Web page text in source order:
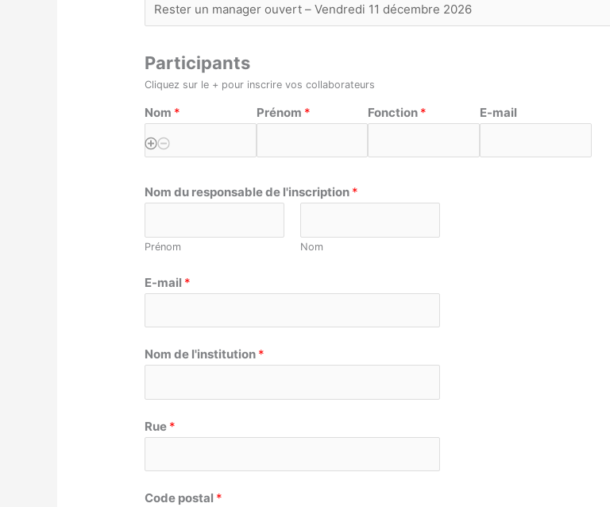
Participants
Cliquez sur le + pour inscrire vos collaborateurs
Nom * Prénom * Fonction * E-mail
Nom du responsable de l'inscription *
Prénom Nom
E-mail *
Nom de l'institution *
Rue *
Code postal *